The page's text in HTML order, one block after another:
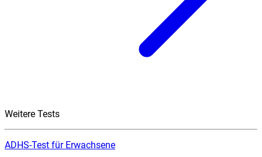
Weitere Tests
ADHS-Test für Erwachsene